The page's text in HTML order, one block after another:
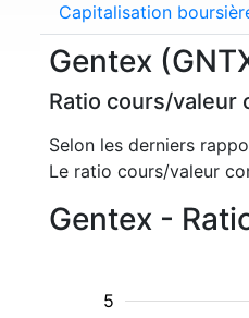
Capitalisation
Gentex
Ratio cours/valeur
Selon les derniers
Le ratio cours/valeur
Gentex -
5